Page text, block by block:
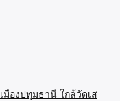
องปทุมธานี ใกล้วัดเส